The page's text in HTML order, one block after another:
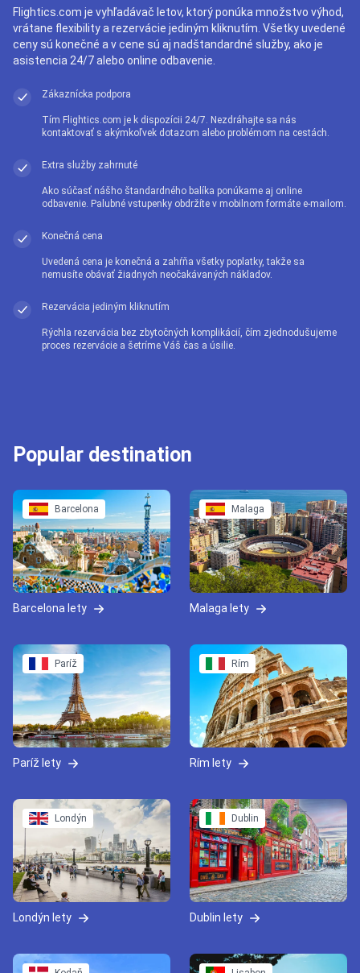
Flightics.com je vyhľadávač letov, ktorý ponúka množstvo výhod,
vrátane flexibility a rezervácie jediným kliknutím. Všetky uvedené
ceny sú konečné a v cene sú aj nadštandardné služby, ako je
asistencia 24/7 alebo online odbavenie.
Zákaznícka podpora
Tím Flightics.com je k dispozícii 24/7. Nezdráhajte sa nás
kontaktovať s akýmkoľvek dotazom alebo problémom na cestách.
Extra služby zahrnuté
Ako súčasť nášho štandardného balíka ponúkame aj online
odbavenie. Palubné vstupenky obdržíte v mobilnom formáte e-mailom.
Konečná cena
Uvedená cena je konečná a zahŕňa všetky poplatky, takže sa
nemusíte obávať žiadnych neočakávaných nákladov.
Rezervácia jediným kliknutím
Rýchla rezervácia bez zbytočných komplikácií, čím zjednodušujeme
proces rezervácie a šetríme Váš čas a úsilie.
Popular destination
Barcelona
Barcelona lety
Malaga
Malaga lety
Paríž
Paríž lety
Rím
Rím lety
Londýn
Londýn lety
Dublin
Dublin lety